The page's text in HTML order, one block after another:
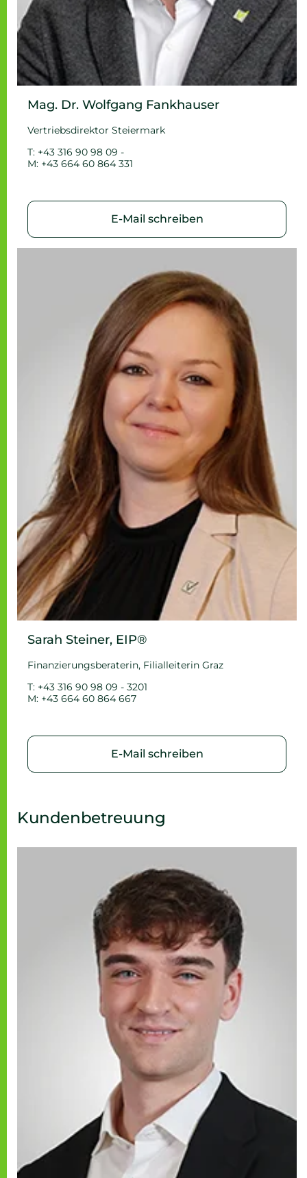
Mag. Dr. Wolfgang Fankhauser
Vertriebsdirektor Steiermark
T: +43 316 90 98 09 -
M: +43 664 60 864 331
E-Mail schreiben
Sarah Steiner, EIP®
Finanzierungsberaterin, Filialleiterin Graz
T: +43 316 90 98 09 - 3201
M: +43 664 60 864 667
E-Mail schreiben
Kundenbetreuung